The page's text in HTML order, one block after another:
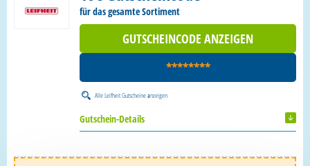
für das gesamte Sortiment
GUTSCHEINCODE ANZEIGEN
********
AlleLeifheit Gutscheineanzeigen
Gutschein-Details